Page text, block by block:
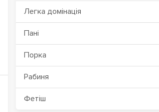
Легка домінація
Пані
Порка
Рабиня
Фетіш